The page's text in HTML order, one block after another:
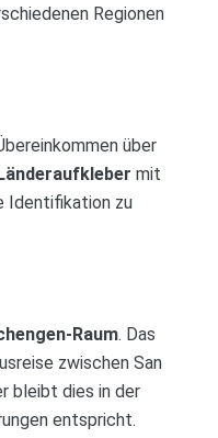
Regionen
über
mit
Identifikation zu
Raum. Das
zwischen San
bleibt dies in der
entspricht.